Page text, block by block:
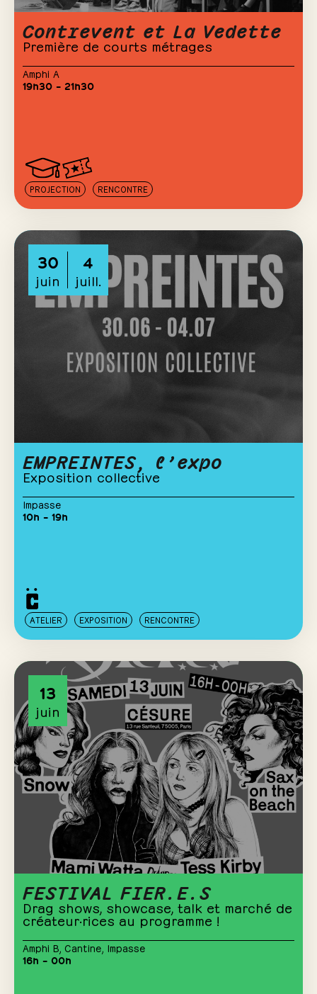
Contrevent et La Vedette
Première de courts métrages
Amphi A
19h30 – 21h30
PROJECTION RENCONTRE
30
juin
4
juill.
EMPREINTES, l’expo
Exposition collective
Impasse
10h – 19h
ATELIER EXPOSITION RENCONTRE
13
juin
FESTIVAL FIER.E.S
Drag shows, showcase, talk et marché de
créateur·rices au programme !
Amphi B Cantine Impasse
16h – 00h